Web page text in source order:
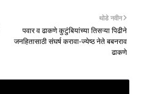
थोडे नवीन
पवार व ढाकणे कुटुंबियांच्या तिसऱ्या पिढीने
जनहितासाठी संघर्ष करावा-ज्येष्ठ नेते बबनराव
ढाकणे